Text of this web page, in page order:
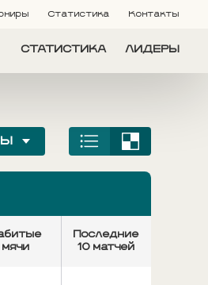
Статистика Контакты
СТАТИСТИКА ЛИДЕРЫ
мячи
Последние
10 матчей